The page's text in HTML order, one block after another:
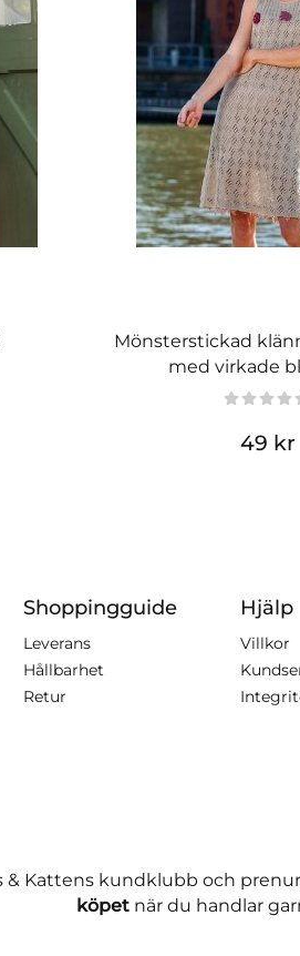
Mönsterstickad
med virkade
49 kr
Shoppingguide
Leverans
Hållbarhet
Retur
Hjälp
Villkor
& Kattens kundklubb och
köpetnär du handlar